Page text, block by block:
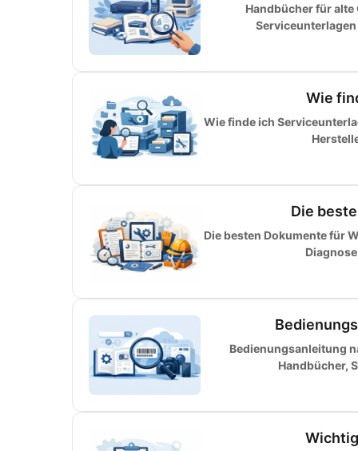
Handbücher für alte
Wie
Wie finde ich
Die
Die besten Dokumente für
Bedienungsanleitung
Handbücher,